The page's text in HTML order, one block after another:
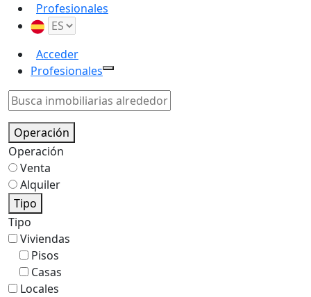
Profesionales
Acceder
Profesionales
Operación
Operación
Venta
Alquiler
Tipo
Tipo
Viviendas
Pisos
Casas
Locales